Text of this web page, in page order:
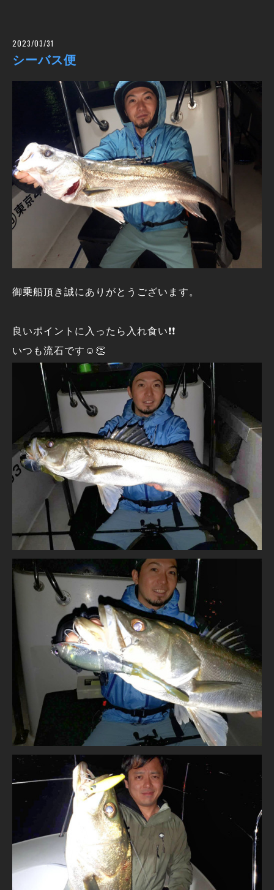
2023/03/31
シーバス便
御乗船頂き誠にありがとうございます。
良いポイントに入ったら入れ食い❗❗
いつも流石です☺️👏